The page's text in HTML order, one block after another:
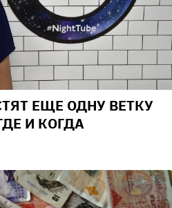
ЕЩЕ ОДНУ ВЕТКУ
И КОГДА